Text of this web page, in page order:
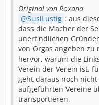
Original von Roxana
SusiLustig : aus
dass die Macher der
unerfindlichen
von Orgas angeben zu
hervor, warum die
Verein der Verein ist,
geht daraus noch
aufgeführten Vereine
transportieren.